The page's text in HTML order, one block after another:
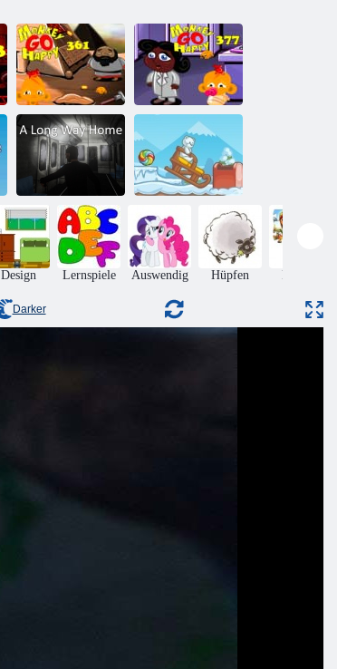
Affe Go Happy
Stage 361
Affe Go Happy
Stage 377
Ein langer Weg
nach Hause
Finden Sie die
Süßigkeit:
Winter
Design Lernspiele Auswendig Hüpfen Puzzles
Darker